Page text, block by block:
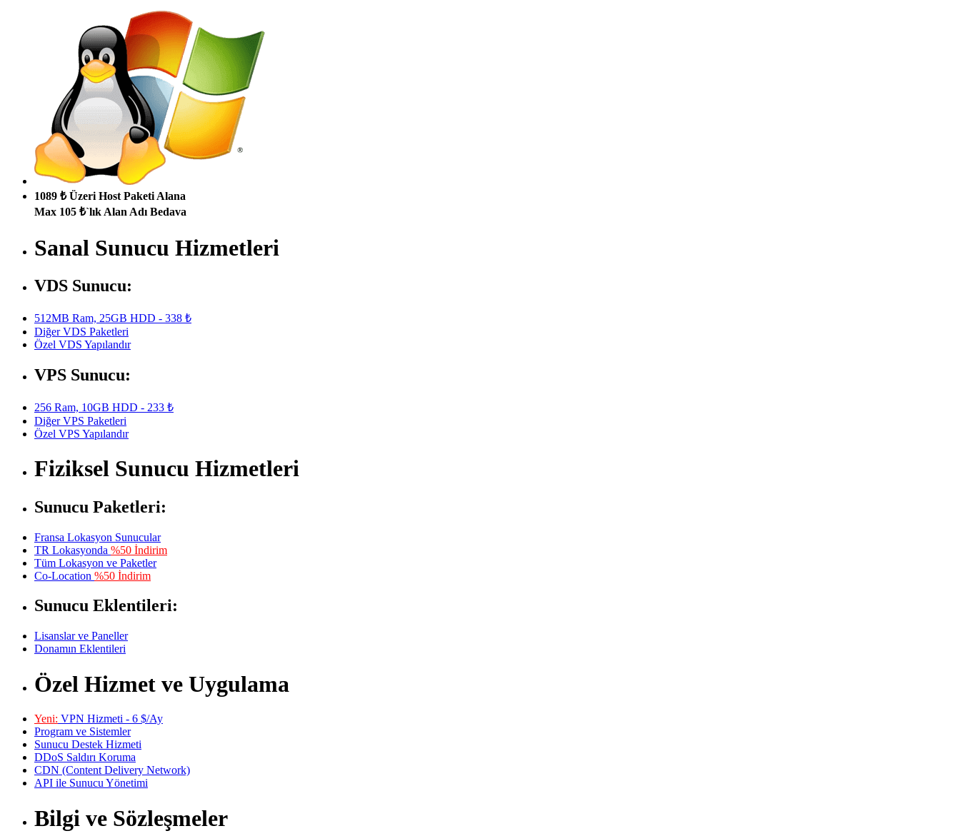
1089 ₺ Üzeri Host Paketi Alana
Max 105 ₺`lık Alan Adı Bedava
Sanal Sunucu Hizmetleri
VDS Sunucu:
512MB Ram, 25GB HDD - 338 ₺
Diğer VDS Paketleri
Özel VDS Yapılandır
VPS Sunucu:
256 Ram, 10GB HDD - 233 ₺
Diğer VPS Paketleri
Özel VPS Yapılandır
Fiziksel Sunucu Hizmetleri
Sunucu Paketleri:
Fransa Lokasyon Sunucular
TR Lokasyonda %50 İndirim
Tüm Lokasyon ve Paketler
Co-Location %50 İndirim
Sunucu Eklentileri:
Lisanslar ve Paneller
Donamın Eklentileri
Özel Hizmet ve Uygulama
Yeni: VPN Hizmeti - 6 $/Ay
Program ve Sistemler
Sunucu Destek Hizmeti
DDoS Saldırı Koruma
CDN (Content Delivery Network)
API ile Sunucu Yönetimi
Bilgi ve Sözleşmeler